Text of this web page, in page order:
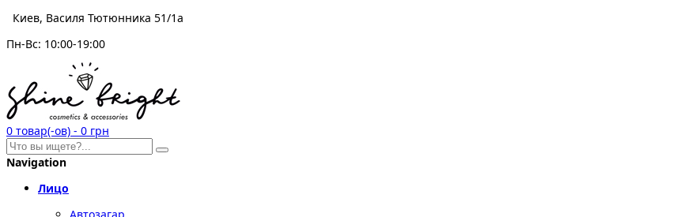
Киев, Василя Тютюнника 51/1а
Пн-Вс: 10:00-19:00
0 товар(-ов) - 0 грн
Navigation
Лицо